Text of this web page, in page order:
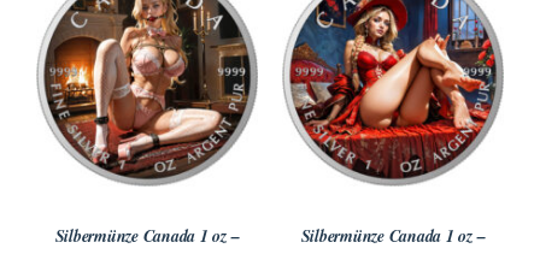
Silbermünze Canada 1 oz –
Silbermünze Canada 1 oz –